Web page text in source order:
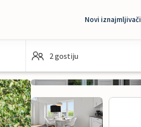
Novi iznajmljivači
2 gostiju